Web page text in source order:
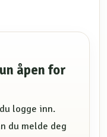
åpen for
logge inn.
du melde deg